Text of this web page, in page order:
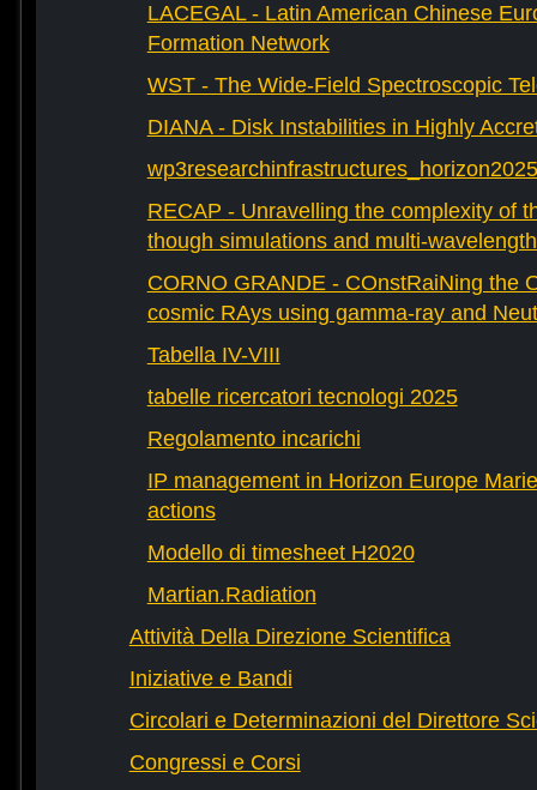
LACEGAL - Latin American Chinese
Formation Network
WST - The Wide-Field Spectroscopic
DIANA - Disk Instabilities in Highly
RECAP - Unravelling the complexity of
though simulations and multi-
CORNO GRANDE - COnstRaiNing the
cosmic RAys using gamma-ray and
Tabella IV-VIII
tabelle ricercatori tecnologi 2025
Regolamento incarichi
IP management in Horizon Europe
actions
Modello di timesheet H2020
Martian.Radiation
Attività Della Direzione Scientifica
Iniziative e Bandi
Circolari e Determinazioni del Direttore
Congressi e Corsi